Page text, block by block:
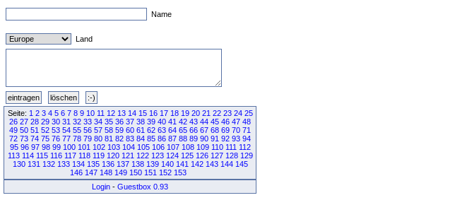
Name
Land
Seite: 1 2 3 4 5 6 7 8 9 10 11 12 13 14 15 16 17 18 19 20 21 22 23 24 25
26 27 28 29 30 31 32 33 34 35 36 37 38 39 40 41 42 43 44 45 46 47 48
49 50 51 52 53 54 55 56 57 58 59 60 61 62 63 64 65 66 67 68 69 70 71
72 73 74 75 76 77 78 79 80 81 82 83 84 85 86 87 88 89 90 91 92 93 94
95 96 97 98 99 100 101 102 103 104 105 106 107 108 109 110 111 112
113 114 115 116 117 118 119 120 121 122 123 124 125 126 127 128 129
130 131 132 133 134 135 136 137 138 139 140 141 142 143 144 145
146 147 148 149 150 151 152 153
Login - Guestbox 0.93